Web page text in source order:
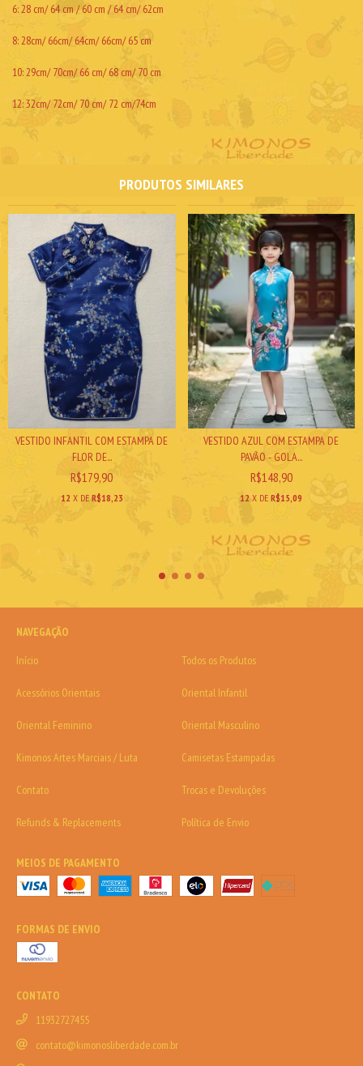
6: 28 cm/ 64 cm / 60 cm / 64 cm/ 62cm
8: 28cm/ 66cm/ 64cm/ 66cm/ 65 cm
10: 29cm/ 70cm/ 66 cm/ 68 cm/ 70 cm
12: 32cm/ 72cm/ 70 cm/ 72 cm/74cm
PRODUTOS SIMILARES
VESTIDO INFANTIL COM ESTAMPA DE
FLOR DE...
R$179,90
12 X DE R$18,23
VESTIDO AZUL COM ESTAMPA DE
PAVÃO - GOLA...
R$148,90
12 X DER$15,09
NAVEGAÇÃO
Início
Todos os Produtos
Acessórios Orientais Oriental Infantil
Oriental Feminino Oriental Masculino
Kimonos Artes Marciais / Luta Camisetas Estampadas
Contato Trocas e Devoluções
Refunds & Replacements Política de Envio
MEIOS DE PAGAMENTO
FORMAS DE ENVIO
CONTATO
11932727455
contato@kimonosliberdade.com.br